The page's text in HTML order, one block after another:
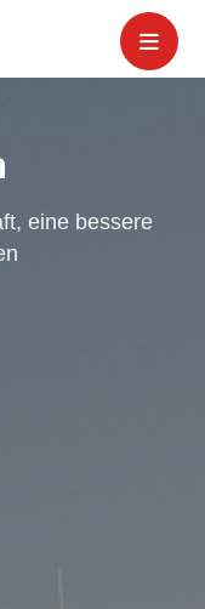
eine bessere